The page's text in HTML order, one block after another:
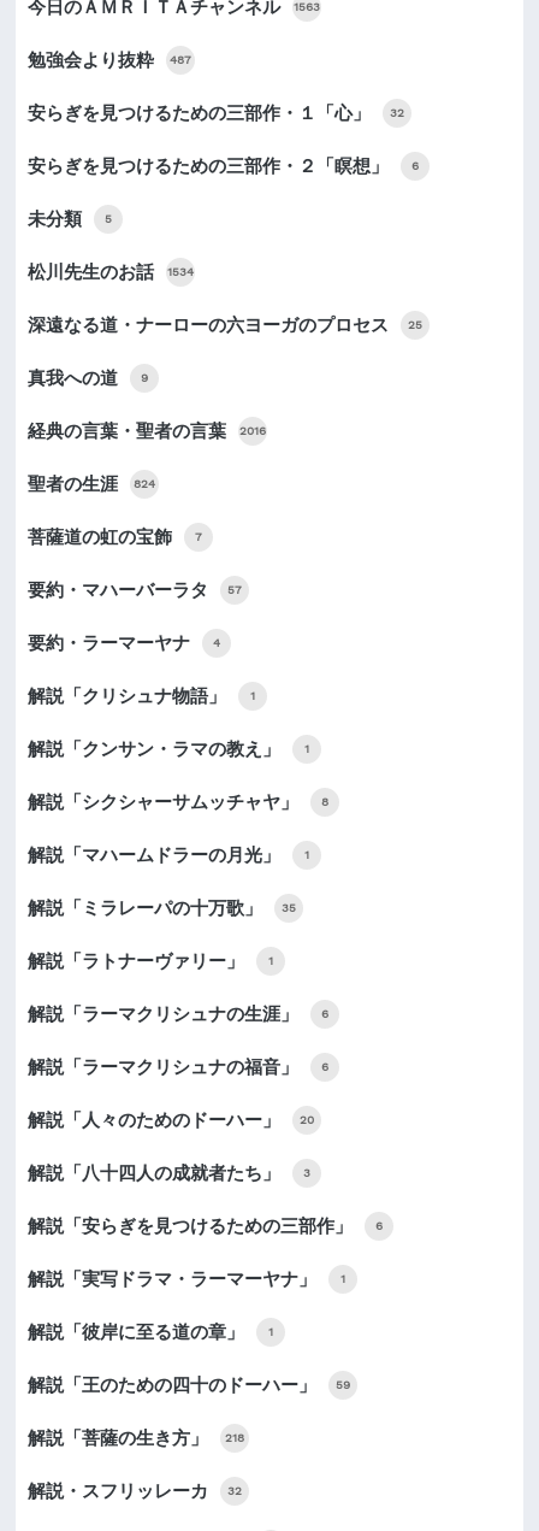
今日のＡＭＲＩＴＡチャンネル 1563
勉強会より抜粋 487
安らぎを見つけるための三部作・１「心」 32
安らぎを見つけるための三部作・２「瞑想」 6
未分類 5
松川先生のお話 1534
深遠なる道・ナーローの六ヨーガのプロセス 25
真我への道 9
経典の言葉・聖者の言葉 2016
聖者の生涯 824
菩薩道の虹の宝飾 7
要約・マハーバーラタ 57
要約・ラーマーヤナ 4
解説「クリシュナ物語」 1
解説「クンサン・ラマの教え」 1
解説「シクシャーサムッチャヤ」 8
解説「マハームドラーの月光」 1
解説「ミラレーパの十万歌」 35
解説「ラトナーヴァリー」 1
解説「ラーマクリシュナの生涯」 6
解説「ラーマクリシュナの福音」 6
解説「人々のためのドーハー」 20
解説「八十四人の成就者たち」 3
解説「安らぎを見つけるための三部作」 6
解説「実写ドラマ・ラーマーヤナ」 1
解説「彼岸に至る道の章」 1
解説「王のための四十のドーハー」 59
解説「菩薩の生き方」 218
解説・スフリッレーカ 32